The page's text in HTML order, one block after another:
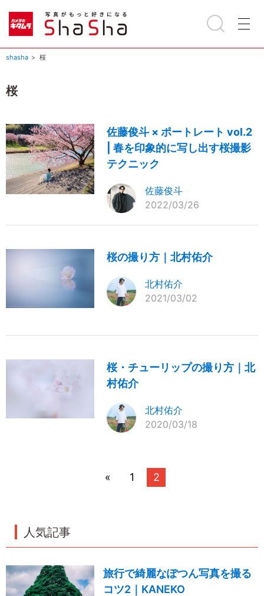
shasha 桜
桜
佐藤俊斗 × ポートレート vol.2
| 春を印象的に写し出す桜撮影
テクニック
佐藤俊斗
2022/03/26
桜の撮り方｜北村佑介
北村佑介
2021/03/02
桜・チューリップの撮り方｜北
村佑介
北村佑介
2020/03/18
« 1 2
人気記事
旅行で綺麗なぽつん写真を撮る
コツ2｜KANEKO